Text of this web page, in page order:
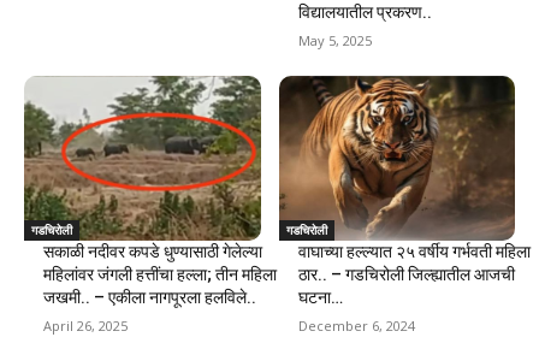
विद्यालयातील प्रकरण..
May 5, 2025
गडचिरोली
सकाळी नदीवर कपडे धुण्यासाठी गेलेल्या
महिलांवर जंगली हत्तींचा हल्ला; तीन महिला
जखमी.. – एकीला नागपूरला हलविले..
April 26, 2025
गडचिरोली
वाघाच्या हल्ल्यात २५ वर्षीय गर्भवती महिला
ठार.. – गडचिरोली जिल्ह्यातील आजची
घटना…
December 6, 2024